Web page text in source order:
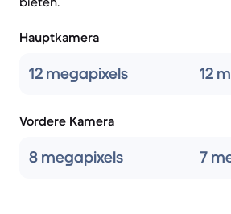
Hauptkamera
12 megapixels 12
Vordere Kamera
8 megapixels 7